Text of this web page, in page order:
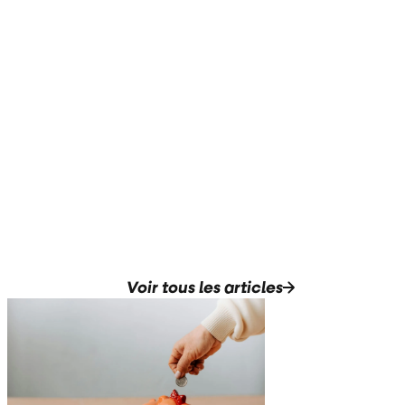
Voir tous les articles